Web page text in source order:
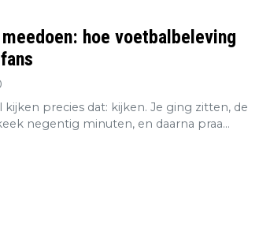
hoe voetbalbeleving
precies dat: kijken. Je ging zitten, de
negentig minuten, en daarna praa...